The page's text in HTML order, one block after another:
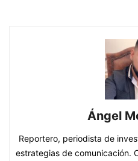
Ángel
Reportero, periodista de
estrategias de comunicación.